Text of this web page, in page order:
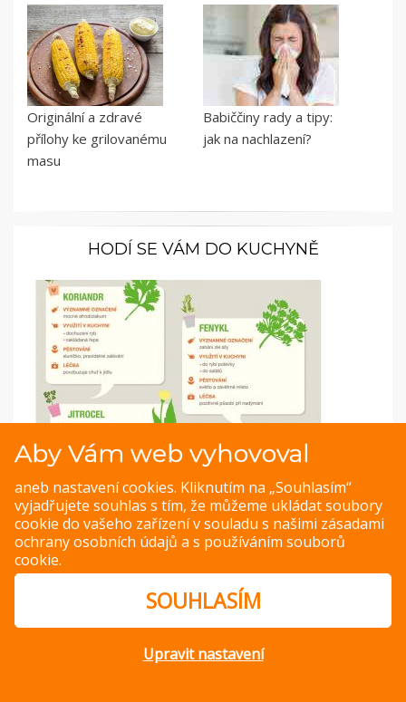
Originální a zdravé
přílohy ke grilovanému
masu
Babiččiny rady a tipy:
jak na nachlazení?
HODÍ SE VÁM DO KUCHYNĚ
Infografiky: Méně používané bylinky v kuchyni
Bylinky jsou skvělé nejen na ochucení pokrmů, ale využijete
jej i při léčbě nemocí.
ZOBRAZIT
© Copyright 2014 – 2026 –Jak v kuchyni
Aby Vám web vyhovoval
aneb nastavení cookies. Kliknutím na „Souhlasím“
vyjadřujete souhlas s tím, že můžeme ukládat soubory
cookie do vašeho zařízení v souladu s našimi zásadami
ochrany osobních údajů a s používáním souborů
cookie.
SOUHLASÍM
Upravit nastavení